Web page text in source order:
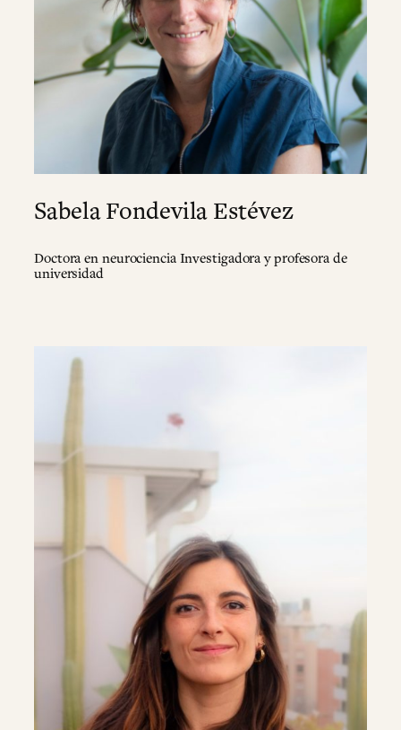
Sabela Fondevila Estévez
Doctora en neurociencia Investigadora y profesora de
universidad